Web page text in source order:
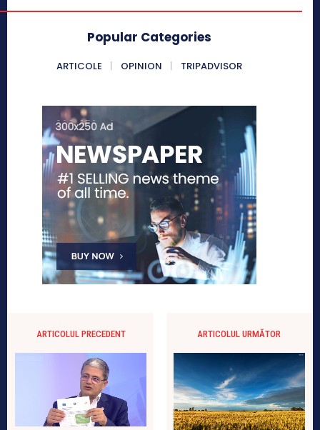
Popular Categories
ARTICOLE OPINION TRIPADVISOR
ARTICOLUL PRECEDENT ARTICOLUL URMĂTOR